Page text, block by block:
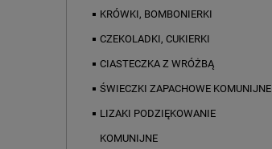
KRÓWKI, BOMBONIERKI
CZEKOLADKI, CUKIERKI
CIASTECZKA Z WRÓŻBĄ
ŚWIECZKI ZAPACHOWE KOMUNIJNE
LIZAKI PODZIĘKOWANIE
KOMUNIJNE